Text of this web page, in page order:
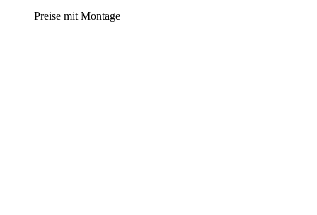
Preise mit Montage